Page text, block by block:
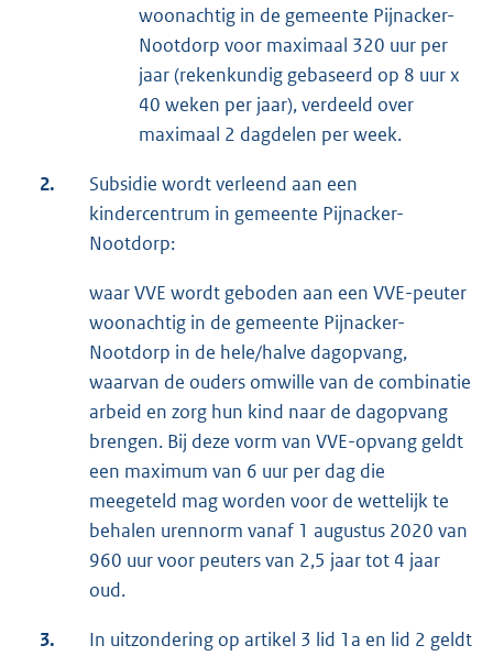
woonachtig in de gemeente Pijnacker-
Nootdorp voor maximaal 320 uur per
jaar (rekenkundig gebaseerd op 8 uur x
40 weken per jaar), verdeeld over
maximaal 2 dagdelen per week.
2.
Subsidie wordt verleend aan een
kindercentrum in gemeente Pijnacker-
Nootdorp:
waar VVE wordt geboden aan een VVE-peuter
woonachtig in de gemeente Pijnacker-
Nootdorp in de hele/halve dagopvang,
waarvan de ouders omwille van de combinatie
arbeid en zorg hun kind naar de dagopvang
brengen. Bij deze vorm van VVE-opvang geldt
een maximum van 6 uur per dag die
meegeteld mag worden voor de wettelijk te
behalen urennorm vanaf 1 augustus 2020 van
960 uur voor peuters van 2,5 jaar tot 4 jaar
oud.
3.
In uitzondering op artikel 3 lid 1a en lid 2 geldt